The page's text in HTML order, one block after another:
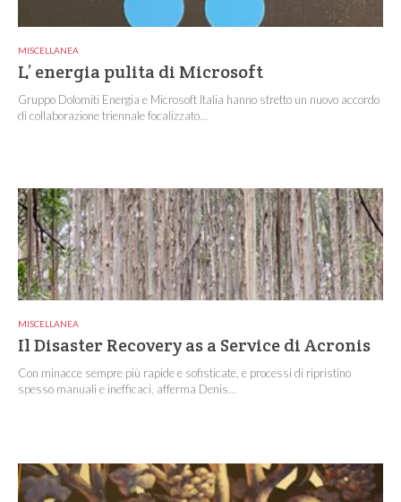
MISCELLANEA
L’ energia pulita di Microsoft
Gruppo Dolomiti Energia e Microsoft Italia hanno stretto un nuovo accordo
di collaborazione triennale focalizzato...
MISCELLANEA
Il Disaster Recovery as a Service di Acronis
Con minacce sempre più rapide e sofisticate, e processi di ripristino
spesso manuali e inefficaci, afferma Denis...